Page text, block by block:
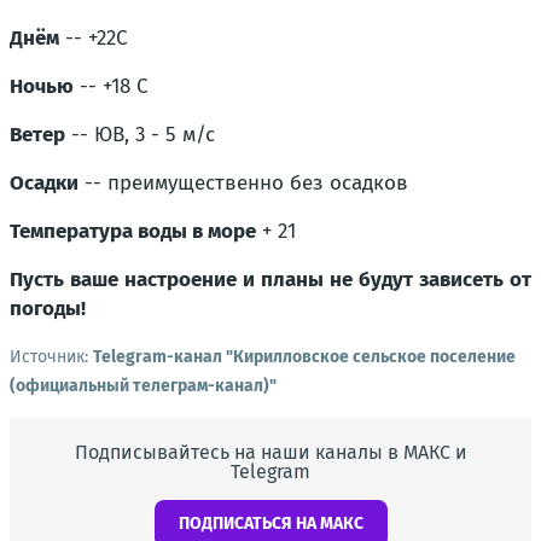
Днём -- +22С
Ночью -- +18 С
Ветер -- ЮВ, 3 - 5 м/с
Осадки -- преимущественно без осадков
Температура воды в море + 21
Пусть ваше настроение и планы не будут зависеть от
погоды!
Источник: Telegram-канал "Кирилловское сельское поселение
(официальный телеграм-канал)"
Подписывайтесь на наши каналы в МАКС и
Telegram
ПОДПИСАТЬСЯ НА МАКС